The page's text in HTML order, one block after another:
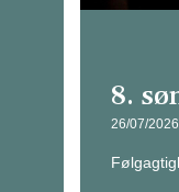
8.
26/07/2026